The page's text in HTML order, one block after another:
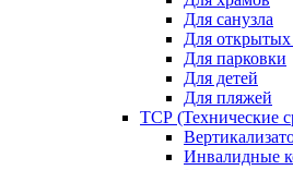
Для санузла
Для открытых
Для парковки
Для детей
Для пляжей
ТСР (Технические
Инвалидные